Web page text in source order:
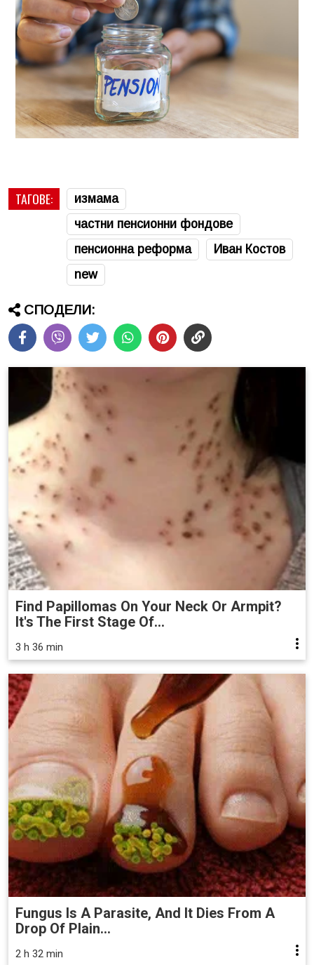
ТАГОВЕ:
измама
частни пенсионни фондове
пенсионна реформа
Иван Костов
new
СПОДЕЛИ:
Find Papillomas On Your Neck Or Armpit?
It's The First Stage Of...
3 h 36 min
Fungus Is A Parasite, And It Dies From A
Drop Of Plain...
2 h 32 min